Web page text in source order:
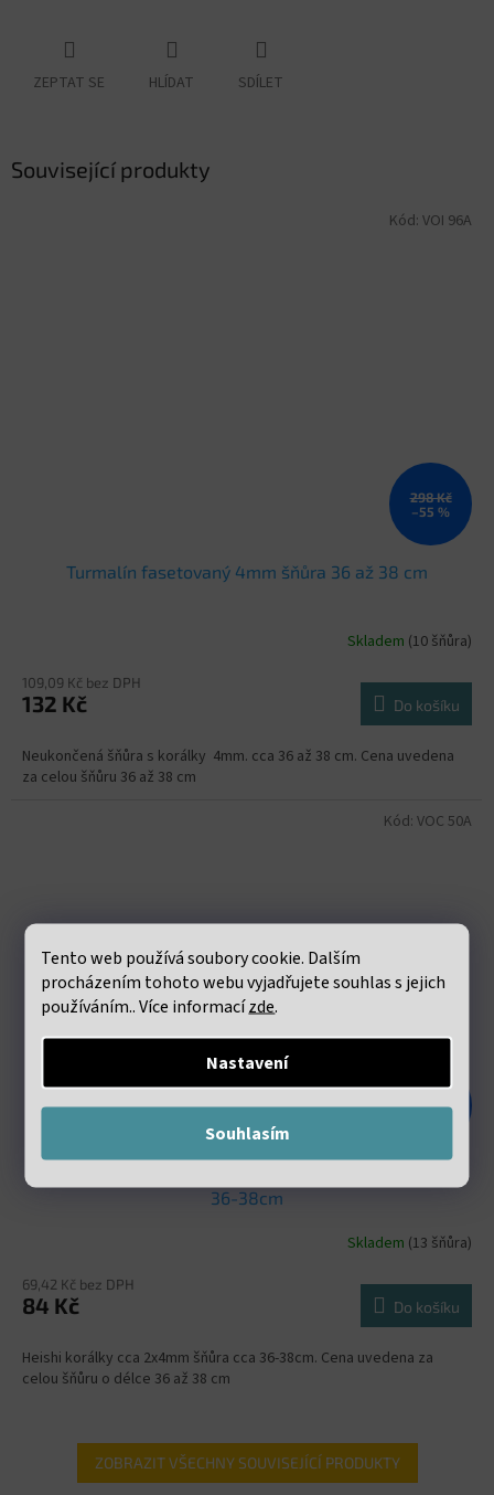
Tento web používá soubory cookie. Dalším
procházením tohoto webu vyjadřujete souhlas s jejich
používáním.. Více informacízde.
Nastavení
Souhlasím
ZEPTAT SE HLÍDAT SDÍLET
Související produkty
298 Kč
–55 %
Turmalín fasetovaný 4mm šňůra 36 až 38 cm
Skladem (10 šňůra)
109,09 Kč bez DPH
132 Kč Do košíku
Neukončená šňůra s korálky 4mm. cca 36 až 38 cm. Cena uvedena
za celou šňůru 36 až 38 cm
Kód: VOI 96A
–55 %
36-38cm
Skladem (13 šňůra)
69,42 Kč bez DPH
84 Kč Do košíku
Heishi korálky cca 2x4mm šňůra cca 36-38cm. Cena uvedena za
celou šňůru o délce 36 až 38 cm
Kód: VOC 50A
ZOBRAZIT VŠECHNY SOUVISEJÍCÍ PRODUKTY